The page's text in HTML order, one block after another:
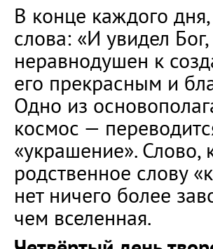
В конце каждого
слова: «И увидел
неравнодушен к
его прекрасным и
Одно из
космос —
«украшение». Слово,
родственное слову
нет ничего более
чем вселенная.